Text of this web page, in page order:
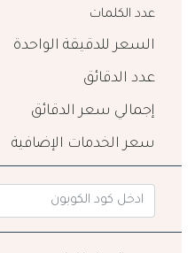
عدد الكلمات
السعر للدقيقة الواحدة
عدد الدقائق
إجمالي سعر الدقائق
سعر الخدمات الإضافية